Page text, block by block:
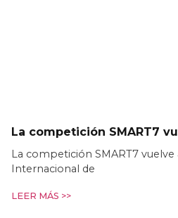
La competición SMART7
La competición SMART7 vuelve
Internacional de
LEER MÁS >>